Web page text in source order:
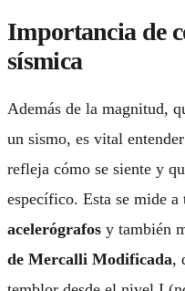
Importancia de
sísmica
Además de la magnitud,
un sismo, es vital
refleja cómo se siente y
específico. Esta se mide a
acelerógrafos y también
de Mercalli Modificada,